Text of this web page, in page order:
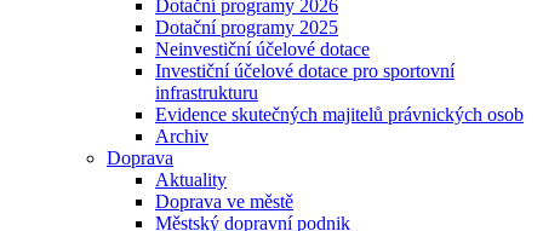
Dotační programy 2026
Dotační programy 2025
Neinvestiční účelové dotace
Investiční účelové dotace pro sportovní
infrastrukturu
Evidence skutečných majitelů právnických osob
Archiv
Doprava
Aktuality
Doprava ve městě
Městský dopravní podnik